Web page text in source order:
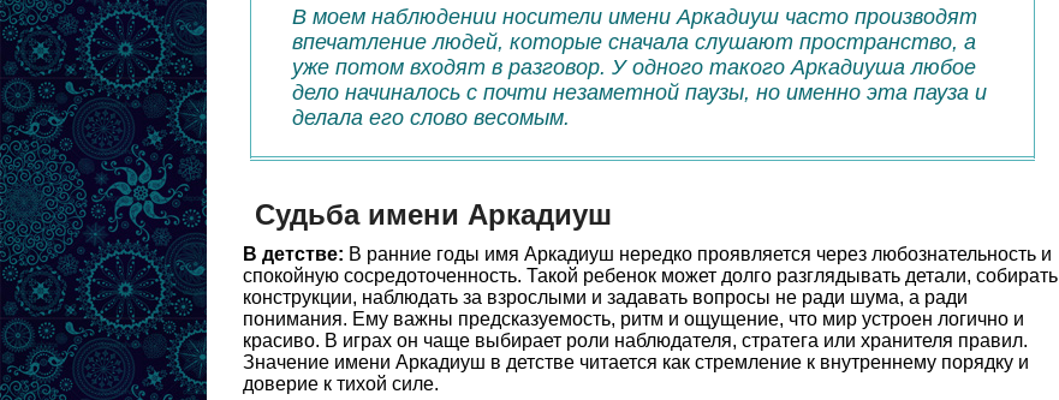
В моем наблюдении носители имени Аркадиуш часто производят
впечатление людей, которые сначала слушают пространство, а
уже потом входят в разговор. У одного такого Аркадиуша любое
дело начиналось с почти незаметной паузы, но именно эта пауза и
делала его слово весомым.
Судьба имени Аркадиуш
В детстве: В ранние годы имя Аркадиуш нередко проявляется через любознательность и
спокойную сосредоточенность. Такой ребенок может долго разглядывать детали, собирать
конструкции, наблюдать за взрослыми и задавать вопросы не ради шума, а ради
понимания. Ему важны предсказуемость, ритм и ощущение, что мир устроен логично и
красиво. В играх он чаще выбирает роли наблюдателя, стратега или хранителя правил.
Значение имени Аркадиуш в детстве читается как стремление к внутреннему порядку и
доверие к тихой силе.